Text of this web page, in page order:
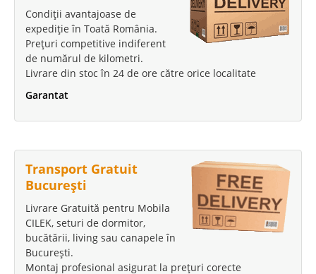
Condiții avantajoase de
expediție în Toată România.
Prețuri competitive indiferent
de numărul de kilometri.
Livrare din stoc în 24 de ore către orice localitate
Garantat
Transport Gratuit
București
Livrare Gratuită pentru Mobila
CILEK, seturi de dormitor,
bucătării, living sau canapele în
București.
Montaj profesional asigurat la prețuri corecte